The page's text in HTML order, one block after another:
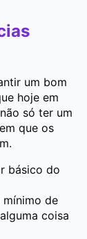
um bom
hoje em
só ter um
que os
básico do
mínimo de
coisa